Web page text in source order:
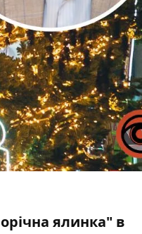
ялинка" в